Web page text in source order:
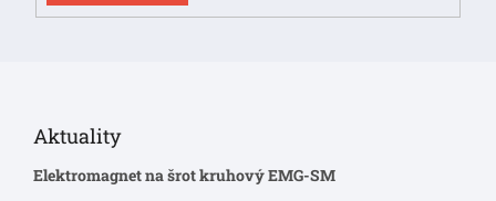
Aktuality
Elektromagnet na šrot kruhový EMG-SM